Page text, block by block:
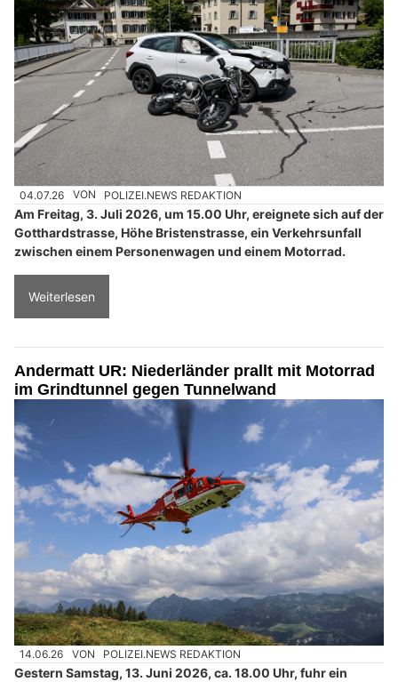
04.07.26 VON POLIZEI.NEWS REDAKTION
Am Freitag, 3. Juli 2026, um 15.00 Uhr, ereignete sich auf der
Gotthardstrasse, Höhe Bristenstrasse, ein Verkehrsunfall
zwischen einem Personenwagen und einem Motorrad.
Weiterlesen
Andermatt UR: Niederländer prallt mit Motorrad
im Grindtunnel gegen Tunnelwand
14.06.26 VON POLIZEI.NEWS REDAKTION
Gestern Samstag, 13. Juni 2026, ca. 18.00 Uhr, fuhr ein